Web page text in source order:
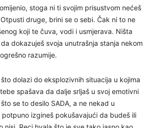
stoga ni ti svojim prisustvom nećeš
druge, brini se o sebi. Čak ni to ne
koji te čuva, vodi i usmjerava. Ništa
dokazuješ svoja unutrašnja stanja nekom
razumije.
dolazi do eksplozivnih situacija u kojima
spašava da dalje srljaš u svoj emotivni
se to desilo SADA, a ne nekad u
izgineš pokušavajući da budeš ili